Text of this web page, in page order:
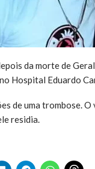
da morte de
Hospital Eduardo
de uma trombose.
residia.